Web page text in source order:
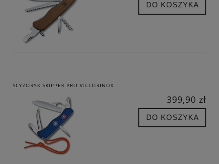
DO KOSZYKA
SCYZORYK SKIPPER PRO VICTORINOX
399,90 zł
DO KOSZYKA